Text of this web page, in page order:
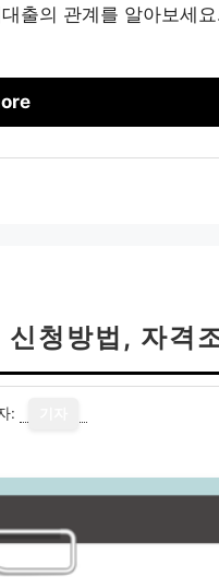
출의 관계를 알아보세
청방법, 자격
: